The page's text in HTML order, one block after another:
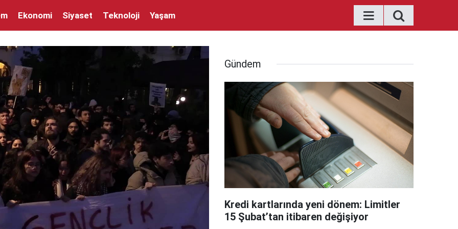
Ekonomi Siyaset Teknoloji Yaşam
Gündem
Kredi kartlarında yeni dönem: Limitler
15 Şubat’tan itibaren değişiyor